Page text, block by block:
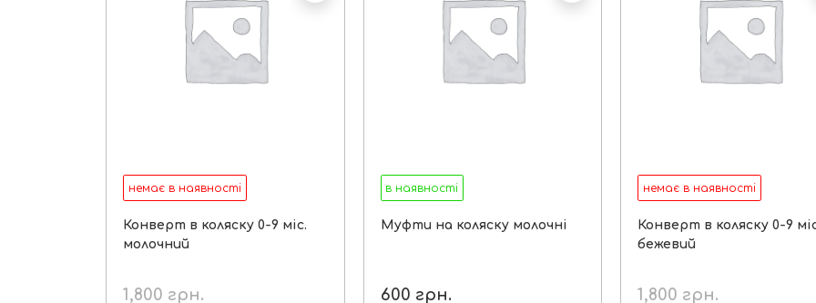
немає в наявності
Конверт в коляску 0-9 міс.
молочний
1,800 грн.
в наявності
Муфти на коляску молочні
600 грн.
немає в наявності
Конверт в коляску 0-9
бежевий
1,800 грн.